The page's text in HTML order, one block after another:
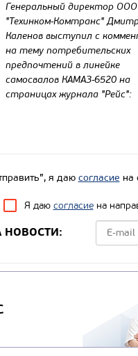
Генеральный директор ООО
"Техинком-Комтранс"
Каленов выступил с
на тему потребительских
предпочтений в линейке
самосвалов КАМАЗ-6520 на
страницах журнала "Рейс":
я даю согласие на
Я даю согласиена
НОВОСТИ: